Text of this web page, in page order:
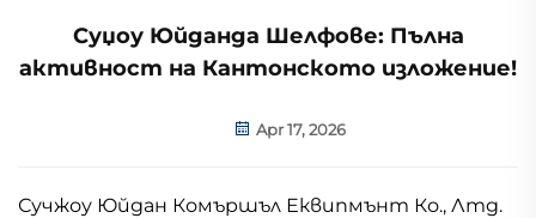
Суџоу Юйданда Шелфове: Пълна
активност на Кантонското изложение!
Apr 17, 2026
Сучжоу Юйдан Комършъл Еквипмънт Ко., Лтд.